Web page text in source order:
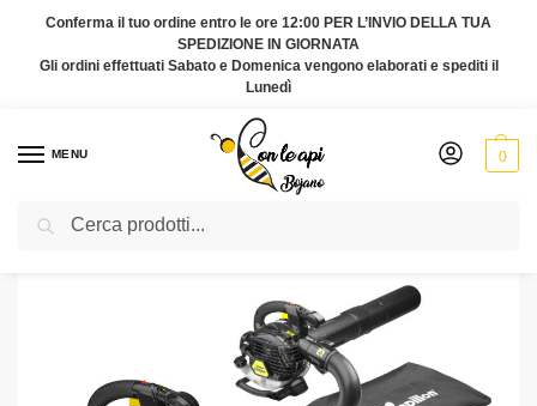
Conferma il tuo ordine entro le ore 12:00 PER L’INVIO DELLA TUA
SPEDIZIONE IN GIORNATA
Gli ordini effettuati Sabato e Domenica vengono elaborati e spediti il
Lunedì
MENU 0
Home Attrezzi per l'apiario